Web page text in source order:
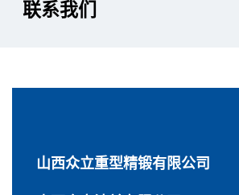
联系我们
联系我们
山西众立重型精锻有限公司